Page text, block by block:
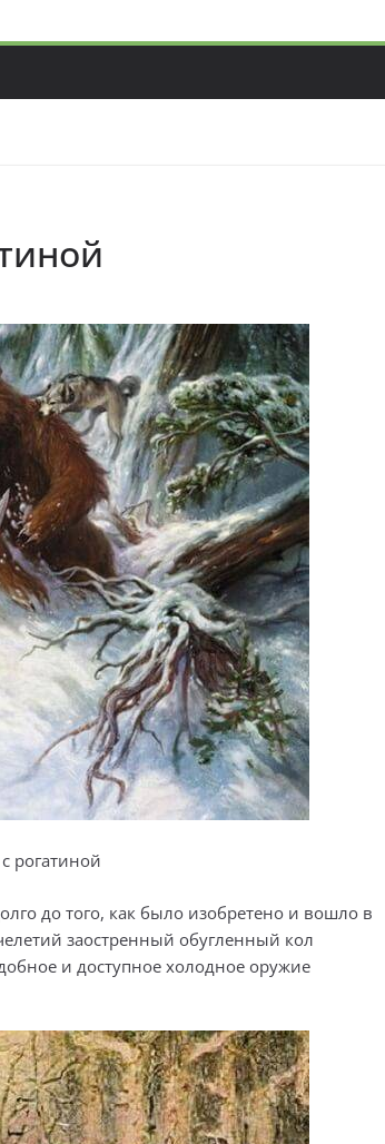
рогатиной
до того, как было изобретено и вошло в
заостренный обугленный кол
и доступное холодное оружие